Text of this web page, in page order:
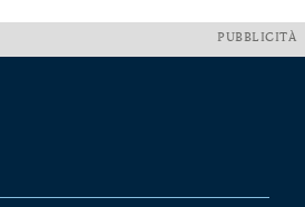
PUBBLICITÀ